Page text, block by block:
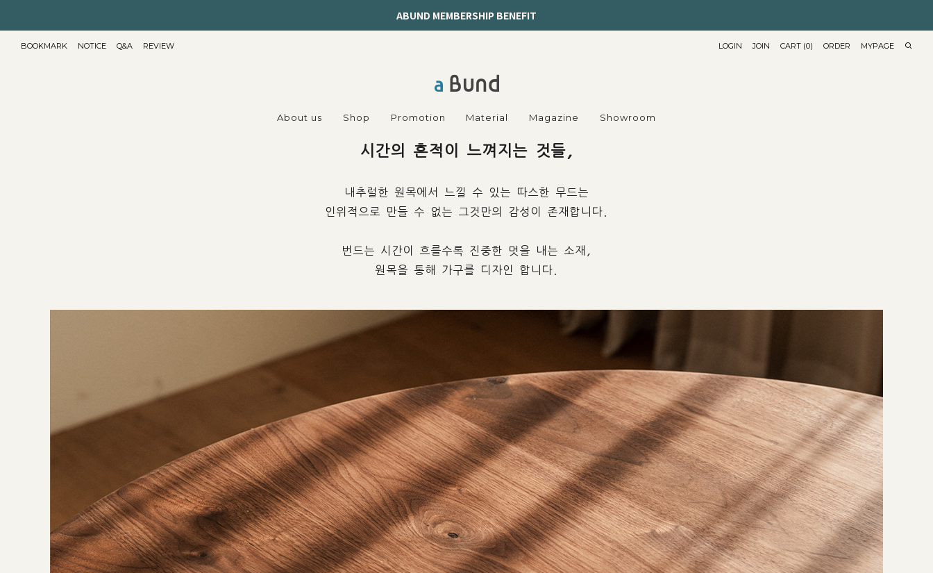
ABUND MEMBERSHIP BENEFIT
BOOKMARK NOTICE Q&A REVIEW LOGIN JOIN CART (0) ORDER MYPAGE
About us Shop Promotion Material Magazine Showroom
시간의 흔적이 느껴지는 것들,
내추럴한 원목에서 느낄 수 있는 따스한 무드는
인위적으로 만들 수 없는 그것만의 감성이 존재합니다.
번드는 시간이 흐를수록 진중한 멋을 내는 소재,
원목을 통해 가구를 디자인 합니다.